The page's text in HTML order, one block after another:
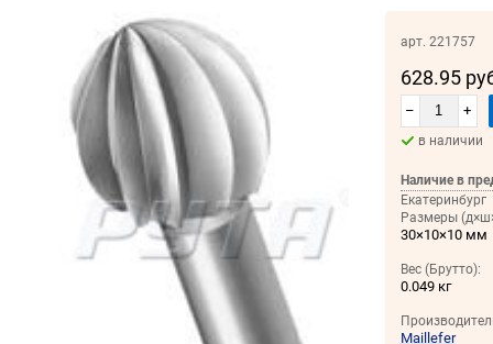
арт. 221757
628.95
– +
в наличии
Наличие в
Екатеринбург
Размеры
30×10×10 мм
Вес (Брутто):
0.049 кг
Maillefer